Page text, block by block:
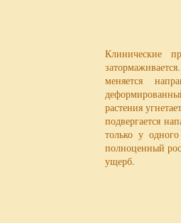
Клинические
меняется
растения
подвергается
только у
полноценный
ущерб.